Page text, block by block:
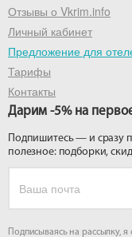
Отзывы о Vkrim.info
Личный кабинет
Предложение для
Тарифы
Контакты
Дарим -5% на
Подпишитесь — и сразу
полезное: подборки,
Подписываясь на рассылку,